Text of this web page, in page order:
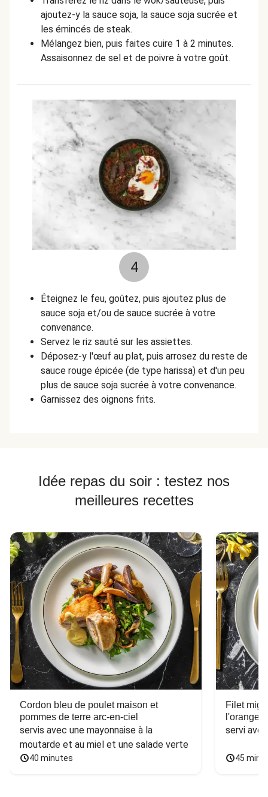
ajoutez-y la sauce soja, la sauce soja sucrée et
les émincés de steak.
Mélangez bien, puis faites cuire 1 à 2 minutes.
Assaisonnez de sel et de poivre à votre goût.
4
Éteignez le feu, goûtez, puis ajoutez plus de
sauce soja et/ou de sauce sucrée à votre
convenance.
Servez le riz sauté sur les assiettes.
Déposez-y l'œuf au plat, puis arrosez du reste de
sauce rouge épicée (de type harissa) et d'un peu
plus de sauce soja sucrée à votre convenance.
Garnissez des oignons frits.
Idée repas du soir : testez nos
meilleures recettes
Cordon bleu de poulet maison et
pommes de terre arc-en-ciel
servis avec une mayonnaise à la
moutarde et au miel et une salade verte
40 minutes
Filet
l'orange
servi
45